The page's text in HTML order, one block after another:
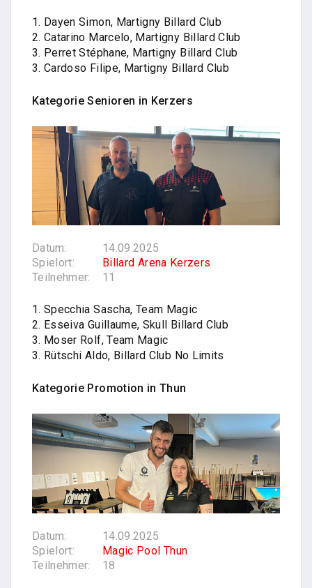
1. Dayen Simon, Martigny Billard Club
2. Catarino Marcelo, Martigny Billard Club
3. Perret Stéphane, Martigny Billard Club
3. Cardoso Filipe, Martigny Billard Club
Kategorie Senioren in Kerzers
Datum:
14.09.2025
Spielort:
Billard Arena Kerzers
Teilnehmer:
11
1. Specchia Sascha, Team Magic
2. Esseiva Guillaume, Skull Billard Club
3. Moser Rolf, Team Magic
3. Rütschi Aldo, Billard Club No Limits
Kategorie Promotion in Thun
Datum:
14.09.2025
Spielort:
Magic Pool Thun
Teilnehmer:
18